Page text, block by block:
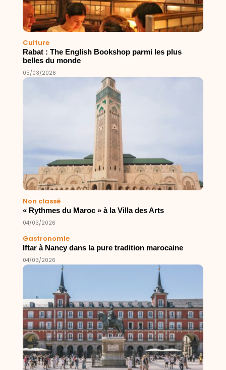
Culture
Rabat : The English Bookshop parmi les plus
belles du monde
05/03/2026
Non classé
« Rythmes du Maroc » à la Villa des Arts
04/03/2026
Gastronomie
Iftar à Nancy dans la pure tradition marocaine
04/03/2026